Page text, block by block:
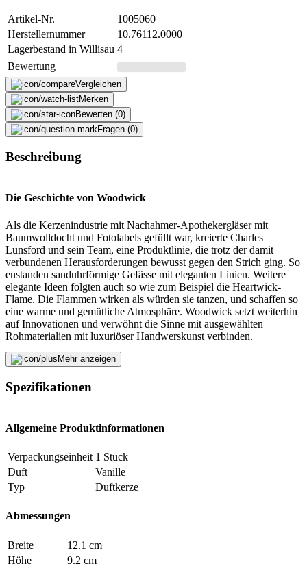
Artikel-Nr.
1005060
Herstellernummer
10.76112.0000
Lagerbestand in Willisau 4
Bewertung
Vergleichen
Merken
Bewerten (0)
Fragen (0)
Beschreibung
Die Geschichte von Woodwick
Als die Kerzenindustrie mit Nachahmer-Apothekergläser mit
Baumwolldocht und Fotolabels gefüllt war, kreierte Charles
Lunsford und sein Team, eine Produktlinie, die trotz der damit
verbundenen Herausforderungen bewusst gegen den Strich ging. So
enstanden sanduhrförmige Gefässe mit eleganten Linien. Weitere
elegante Ideen folgten auch so wie zum Beispiel die Heartwick-
Flame. Die Flammen wirken als würden sie tanzen, und schaffen so
eine warme und gemütliche Atmosphäre. Woodwick setzt weiterhin
auf Innovationen und verwöhnt die Sinne mit ausgewählten
Rohmaterialien mit luxuriöser Handwerskunst verbinden.
Fehler melden
Formular schliessen
Falsche Daten melden
Mehr anzeigen
Spezifikationen
Allgemeine Produktinformationen
Verpackungseinheit 1 Stück
Duft
Vanille
Typ
Duftkerze
Abmessungen
Breite
12.1 cm
Höhe
9.2 cm